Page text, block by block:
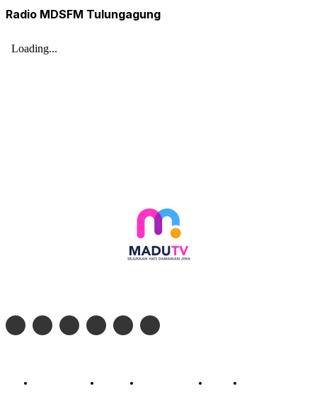
Radio MDSFM Tulungagung
Profil Madu TV Redaksi Pedoman Siber Kontak